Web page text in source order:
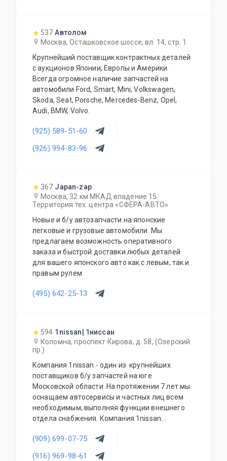
537 Автолом
Москва, Осташковское шоссе, вл. 14, стр. 1
Крупнейший поставщик контрактных деталей
с аукционов Японии, Европы и Америки.
Всегда огромное наличие запчастей на
автомобили Ford, Smart, Mini, Volkswagen,
Skoda, Seat, Porsche, Mercedes-Benz, Opel,
Audi, BMW, Volvo.
(925) 589-51-60
(926) 994-83-96
367 Japan-zap
Москва, 32 км МКАД владение 15.
Территория тех. центра «СФЕРА-АВТО»
Новые и б/у автозапчасти на японские
легковые и грузовые автомобили. Мы
предлагаем возможность оперативного
заказа и быстрой доставки любых деталей
для вашего японского авто как с левым, так и
правым рулем.
(495) 642-25-13
594 1nissan| 1ниссан
Коломна, проспект Кирова, д. 58, (Озерский
пр.)
Компания 1nissan - один из крупнейших
поставщиков б/у запчастей на юге
Московской области .На протяжении 7 лет мы
оснащаем автосервисы и частных лиц всем
необходимым, выполняя функции внешнего
отдела снабжения. Компания 1nissan
электрику, двигатели, коробки передач и
(909) 699-07-75
(916) 969-98-61